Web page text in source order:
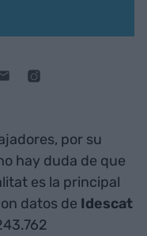
por su
hay duda de que
es la principal
datos de Idescat